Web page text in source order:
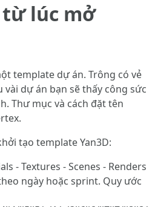
lúc mở
template dự án. Trông có vẻ
dự án bạn sẽ thấy công sức
Thư mục và cách đặt tên
tạo template Yan3D:
- Textures - Scenes - Renders
ngày hoặc sprint. Quy ước